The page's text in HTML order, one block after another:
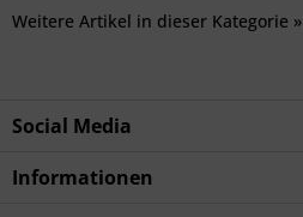
Weitere Artikel in dieser Kategorie »
Social Media
Informationen